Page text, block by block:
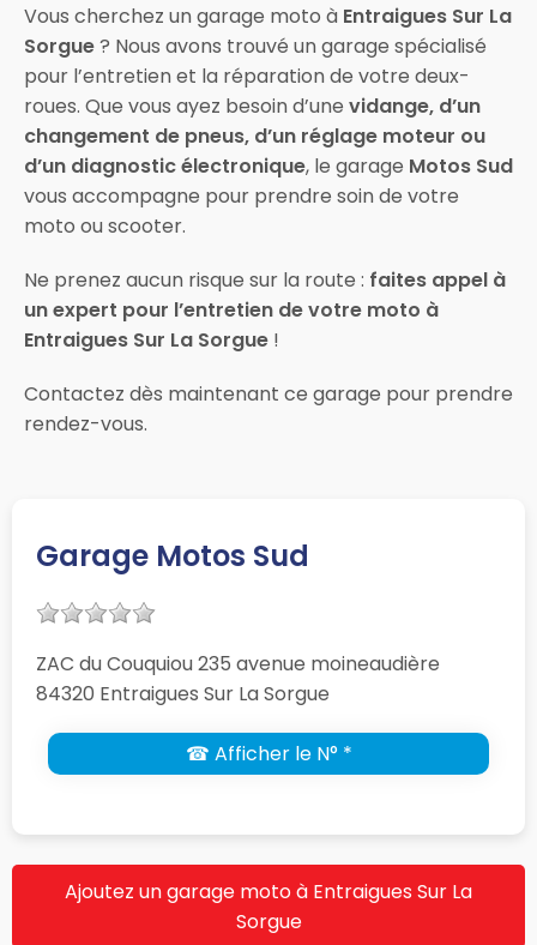
Vous cherchez un garage moto à Entraigues Sur La
Sorgue? Nous avons trouvé un garage spécialisé
pour l’entretien et la réparation de votre deux-
roues. Que vous ayez besoin d’une vidange, d’un
changement de pneus, d’un réglage moteur ou
d’un diagnostic électronique, le garage Motos Sud
vous accompagne pour prendre soin de votre
moto ou scooter.
Ne prenez aucun risque sur la route : faites appel à
un expert pour l’entretien de votre moto à
Entraigues Sur La Sorgue !
Contactez dès maintenant ce garage pour prendre
rendez-vous.
Garage Motos Sud
ZAC du Couquiou 235 avenue moineaudière
84320 Entraigues Sur La Sorgue
☎ Afficher le N° *
Ajoutez un garage moto à Entraigues Sur La
Sorgue